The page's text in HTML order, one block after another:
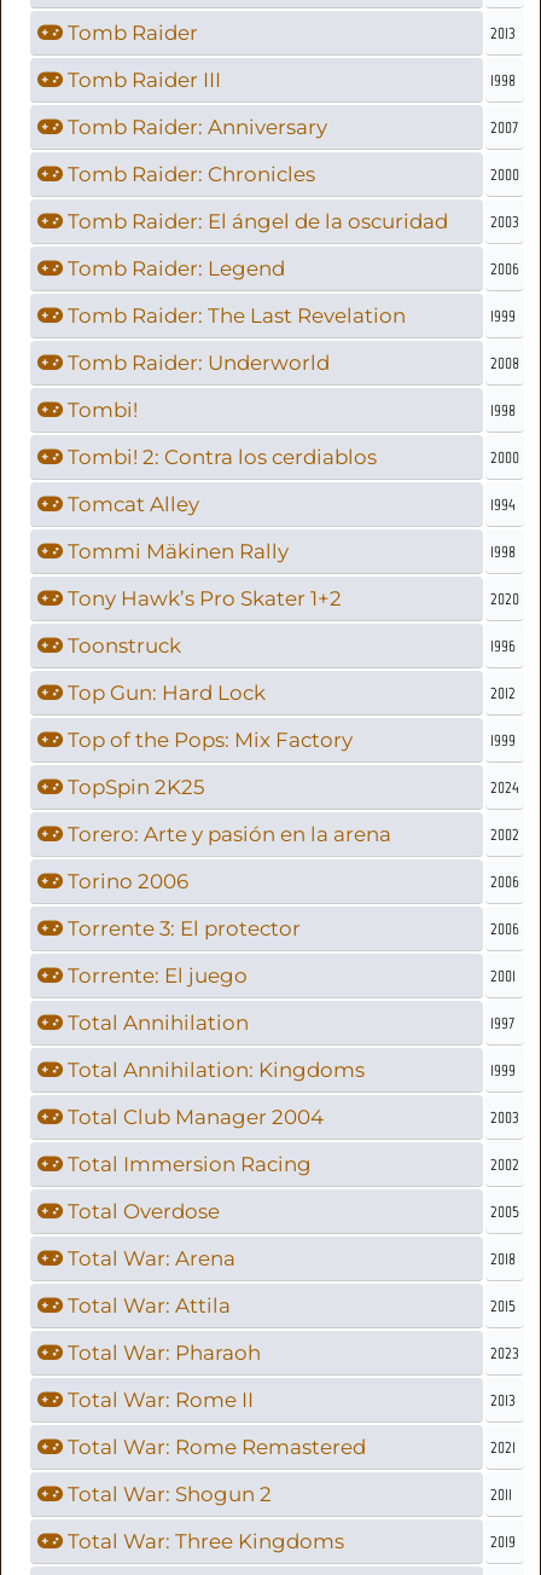
Tomb Raider 2013
Tomb Raider III 1998
Tomb Raider: Anniversary 2007
Tomb Raider: Chronicles 2000
Tomb Raider: El ángel de la oscuridad 2003
Tomb Raider: Legend 2006
Tomb Raider: The Last Revelation 1999
Tomb Raider: Underworld 2008
Tombi! 1998
Tombi! 2: Contra los cerdiablos 2000
Tomcat Alley 1994
Tommi Mäkinen Rally 1998
Tony Hawk’s Pro Skater 1+2 2020
Toonstruck 1996
Top Gun: Hard Lock 2012
Top of the Pops: Mix Factory 1999
TopSpin 2K25 2024
Torero: Arte y pasión en la arena 2002
Torino 2006 2006
Torrente 3: El protector 2006
Torrente: El juego 2001
Total Annihilation 1997
Total Annihilation: Kingdoms 1999
Total Club Manager 2004 2003
Total Immersion Racing 2002
Total Overdose 2005
Total War: Arena 2018
Total War: Attila 2015
Total War: Pharaoh 2023
Total War: Rome II 2013
Total War: Rome Remastered 2021
Total War: Shogun 2 2011
Total War: Three Kingdoms 2019